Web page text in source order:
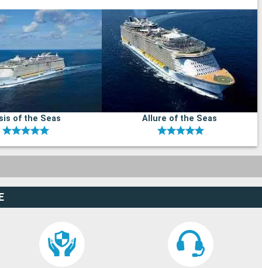
of the Seas Allure of the Seas